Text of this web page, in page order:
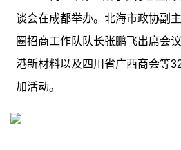
谈会在成都举办。北海市政协副
圈招商工作队队长张鹏飞出席会
港新材料以及四川省广西商会等
加活动。